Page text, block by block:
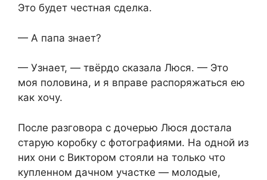
Это будет честная сделка.
— А папа знает?
— Узнает, — твёрдо сказала Люся. — Это
моя половина, и я вправе распоряжаться ею
как хочу.
После разговора с дочерью Люся достала
старую коробку с фотографиями. На одной из
них они с Виктором стояли на только что
купленном дачном участке — молодые,